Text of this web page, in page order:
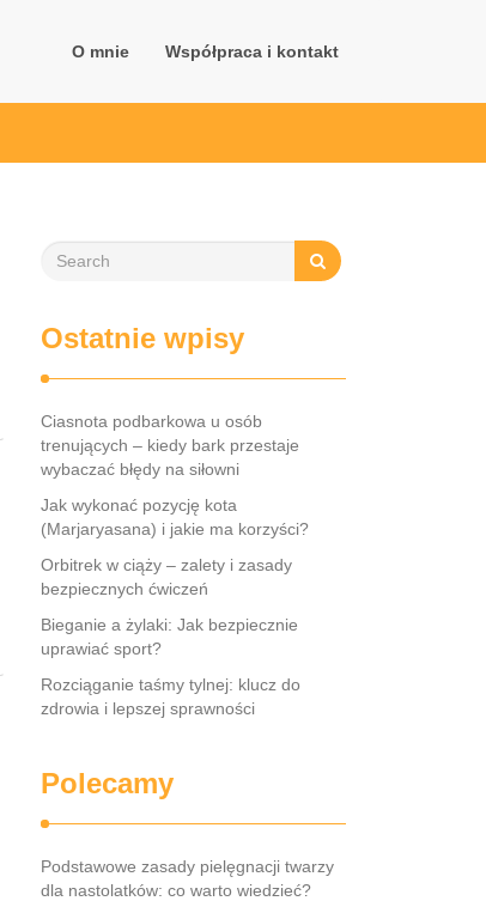
O mnie Współpraca i kontakt
Ostatnie wpisy
Ciasnota podbarkowa u osób
trenujących – kiedy bark przestaje
wybaczać błędy na siłowni
Jak wykonać pozycję kota
(Marjaryasana) i jakie ma korzyści?
Orbitrek w ciąży – zalety i zasady
bezpiecznych ćwiczeń
Bieganie a żylaki: Jak bezpiecznie
uprawiać sport?
Rozciąganie taśmy tylnej: klucz do
zdrowia i lepszej sprawności
Polecamy
Podstawowe zasady pielęgnacji twarzy
dla nastolatków: co warto wiedzieć?